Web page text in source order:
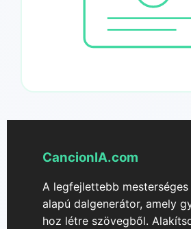
CancionIA.com
A legfejlettebb
alapú dalgenerátor, amely
hoz létre szövegből.